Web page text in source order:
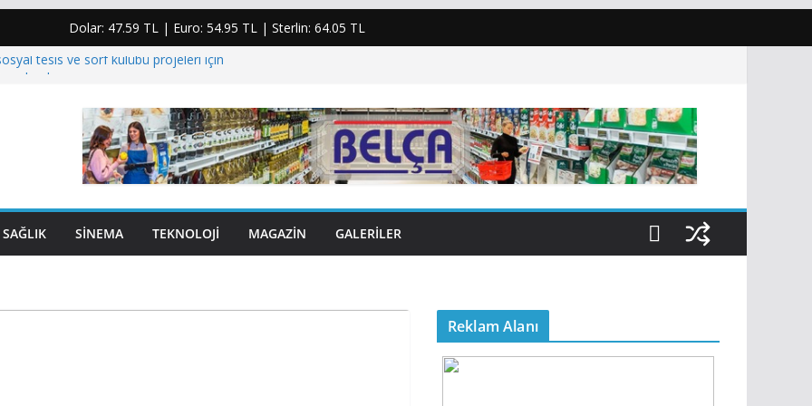
Dolar: 47.59 TL| Euro: 54.95 TL| Sterlin: 64.05 TL
tesis ve sörf kulübü projeleri için
için taziye mesajı: “Yaşanan bu acı
derinden üzmüştür”
yumruk atıp elmacık kemiğini kıran şahıs
SAĞLIK SINEMA TEKNOLOJI MAGAZIN GALERILER
Reklam Alanı